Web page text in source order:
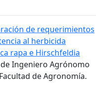
de requerimientos
al herbicida
rapa e Hirschfeldia
Ingeniero Agrónomo
de Agronomía.